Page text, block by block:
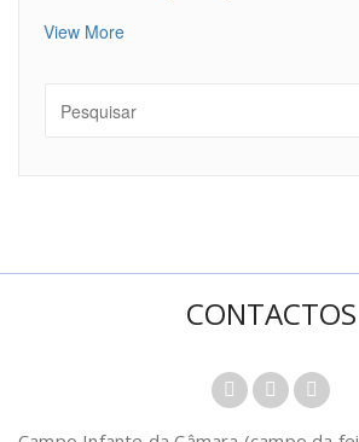
View More
CONTACTOS